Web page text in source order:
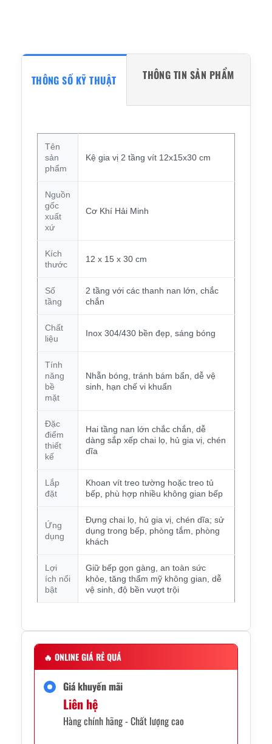
THÔNG SỐ KỸ THUẬT THÔNG TIN SẢN PHẨM
Tên
sản
phẩm
Kệ gia vị 2 tầng vít 12x15x30 cm
Nguồn
gốc
xuất
xứ
Cơ Khí Hải Minh
Kích
thước
12 x 15 x 30 cm
Số
tầng
2 tầng với các thanh nan lớn, chắc
chắn
Chất
liệu
Inox 304/430 bền đẹp, sáng bóng
Tính
năng
bề
mặt
Nhẵn bóng, tránh bám bẩn, dễ vệ
sinh, hạn chế vi khuẩn
Đặc
điểm
thiết
kế
Hai tầng nan lớn chắc chắn, dễ
dàng sắp xếp chai lọ, hủ gia vị, chén
dĩa
Lắp
đặt
Khoan vít treo tường hoặc treo tủ
bếp, phù hợp nhiều không gian bếp
Ứng
dụng
Đựng chai lọ, hủ gia vị, chén dĩa; sử
dụng trong bếp, phòng tắm, phòng
khách
Lợi
ích nổi
bật
Giữ bếp gọn gàng, an toàn sức
khỏe, tăng thẩm mỹ không gian, dễ
vệ sinh, độ bền vượt trội
🔥 ONLINE GIÁ RẺ QUÁ
Giá khuyến mãi
Liên hệ
Hàng chính hãng - Chất lượng cao